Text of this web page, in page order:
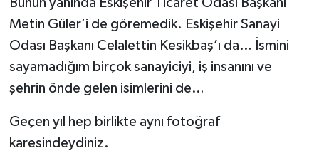
Metin Güler’i de göremedik. Eskişehir Sanayi
Odası Başkanı Celalettin Kesikbaş’ı da… İsmini
sayamadığım birçok sanayiciyi, iş insanını ve
şehrin önde gelen isimlerini de…
Geçen yıl hep birlikte aynı fotoğraf
karesindeydiniz.